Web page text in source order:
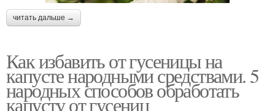
читать дальше →
Как избавить от гусеницы на
капусте народными средствами. 5
народных способов обработать
капусту от гусениц